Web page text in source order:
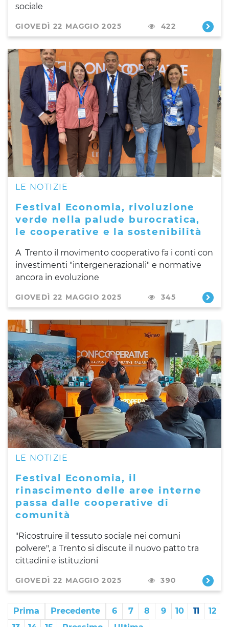
sociale
GIOVEDÌ 22 MAGGIO 2025 422
LE NOTIZIE
Festival Economia, rivoluzione
verde nella palude burocratica,
le cooperative e la sostenibilità
A Trento il movimento cooperativo fa i conti con
investimenti "intergenerazionali" e normative
ancora in evoluzione
GIOVEDÌ 22 MAGGIO 2025 345
LE NOTIZIE
Festival Economia, il
rinascimento delle aree interne
passa dalle cooperative di
comunità
"Ricostruire il tessuto sociale nei comuni
polvere", a Trento si discute il nuovo patto tra
cittadini e istituzioni
GIOVEDÌ 22 MAGGIO 2025 390
Prima Precedente 6 7 8 9 10 11
12